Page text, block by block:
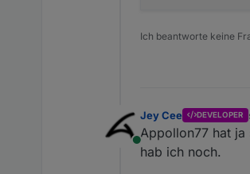
Ich beantworte keine
Online
Jey Cee DEVELOPER
Appollon77 hat ja
hab ich noch.